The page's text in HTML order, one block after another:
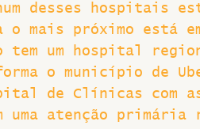
desses hospitais
o mais próximo está
tem um hospital
forma o município de
de Clínicas com
uma atenção